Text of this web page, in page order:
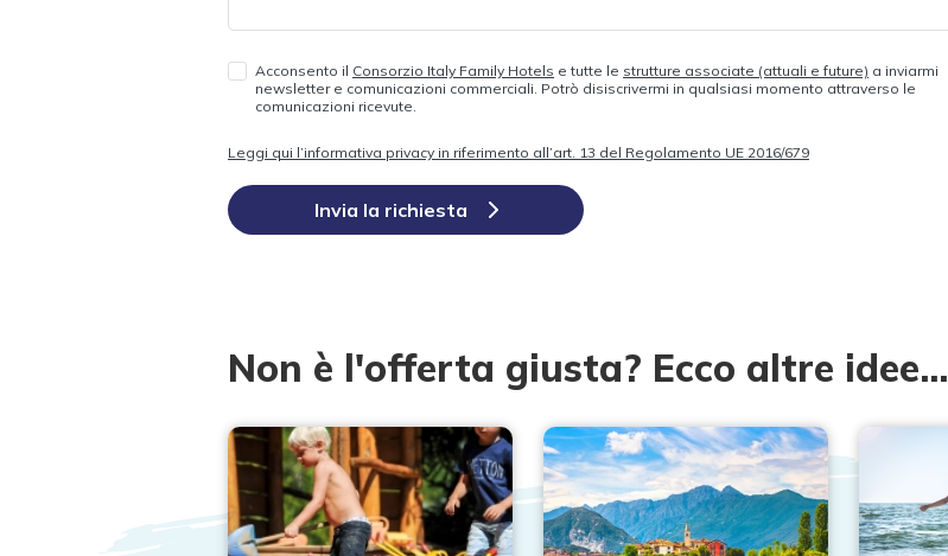
Acconsento il Consorzio Italy Family Hotels e tutte le strutture associate (attuali e future) a inviarmi
newsletter e comunicazioni commerciali. Potrò disiscrivermi in qualsiasi momento attraverso le
comunicazioni ricevute.
Leggi qui l’informativa privacy in riferimento all’art. 13 del Regolamento UE 2016/679
Invia la richiesta
Non è l'offerta giusta? Ecco altre idee...